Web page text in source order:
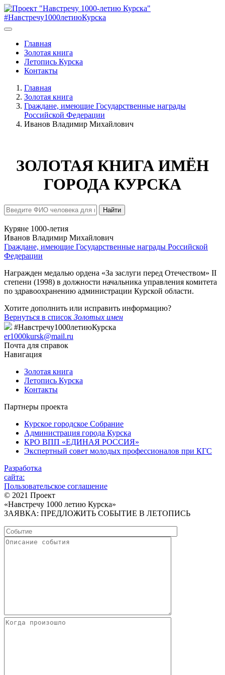
#Навстречу1000летиюКурска
Главная
Золотая книга
Летопись Курска
Контакты
Главная
Золотая книга
Граждане, имеющие Государственные награды
Российской Федерации
Иванов Владимир Михайлович
ЗОЛОТАЯ КНИГА ИМЁН
ГОРОДА КУРСКА
Найти
Куряне 1000-летия
Иванов Владимир Михайлович
Граждане, имеющие Государственные награды Российской
Федерации
Награжден медалью ордена «За заслуги перед Отечеством» II
степени (1998) в должности начальника управления комитета
по здравоохранению администрации Курской области.
Хотите дополнить или исправить информацию?
Вернуться в список Золотых имен
#Навстречу1000летиюКурска
er1000kursk@mail.ru
Почта для справок
Навигация
Золотая книга
Летопись Курска
Контакты
Партнеры проекта
Курское городское Собрание
Администрация города Курска
КРО ВПП «ЕДИНАЯ РОССИЯ»
Экспертный совет молодых профессионалов при КГС
Разработка
сайта:
Пользовательское соглашение
© 2021 Проект
«Навстречу 1000 летию Курска»
ЗАЯВКА: ПРЕДЛОЖИТЬ СОБЫТИЕ В ЛЕТОПИСЬ